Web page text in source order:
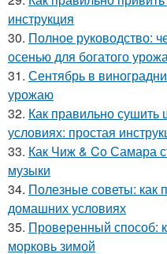
инструкция
30. Полное руководство:
осенью для богатого
31. Сентябрь в
урожаю
32. Как правильно
условиях: простая
33. Как Чиж & Co Самара
музыки
34. Полезные советы: как
домашних условиях
35. Проверенный способ:
морковь зимой